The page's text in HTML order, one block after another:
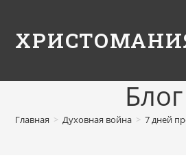
Блог
Главная > Духовная война > 7 дней